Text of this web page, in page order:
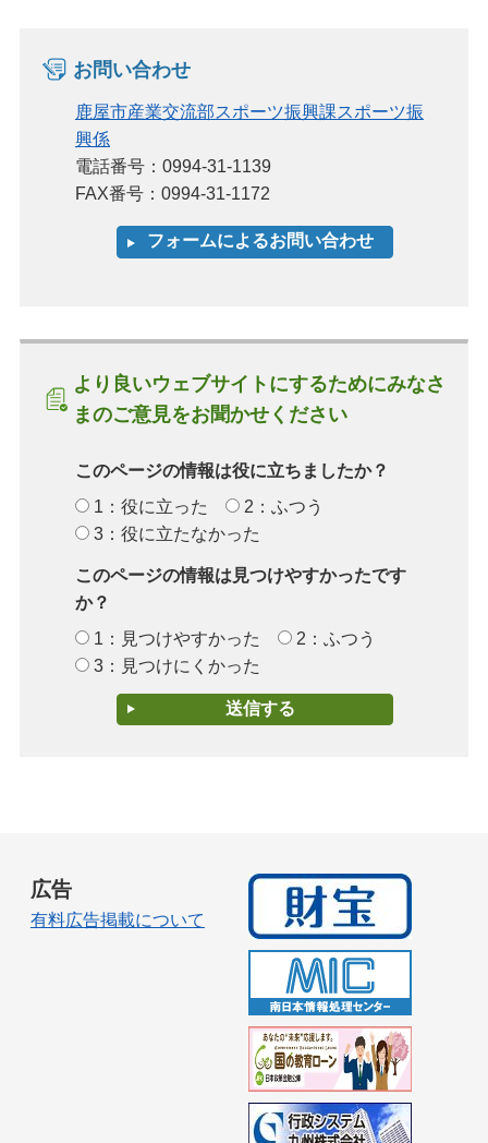
お問い合わせ
鹿屋市産業交流部スポーツ振興課スポーツ振
興係
電話番号：0994-31-1139
FAX番号：0994-31-1172
より良いウェブサイトにするためにみなさ
まのご意見をお聞かせください
このページの情報は役に立ちましたか？
1：役に立った
2：ふつう
3：役に立たなかった
このページの情報は見つけやすかったです
か？
1：見つけやすかった
2：ふつう
3：見つけにくかった
広告
有料広告掲載について